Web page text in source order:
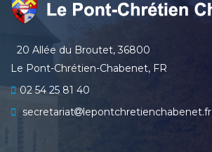
20 Allée du Broutet, 36800
Le Pont-Chrétien-Chabenet, FR
02 54 25 81 40
secretariat
lepontchretienchabenet.fr